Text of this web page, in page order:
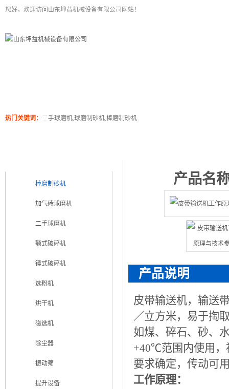
您好，欢迎访问山东坤益机械设备有限公司网站！
热门关键词： 二手球磨机,球磨制砂机,棒磨制砂机
产品名
产品说明
皮带输送机，输送
／立方米，易于掏
如煤、碎石、砂、
+40℃范围内使用，
要求确定，传动可
工作原理：
棒磨制砂机
加气砖球磨机
二手球磨机
颚式破碎机
锤式破碎机
选粉机
烘干机
磁选机
除尘器
振动筛
提升设备